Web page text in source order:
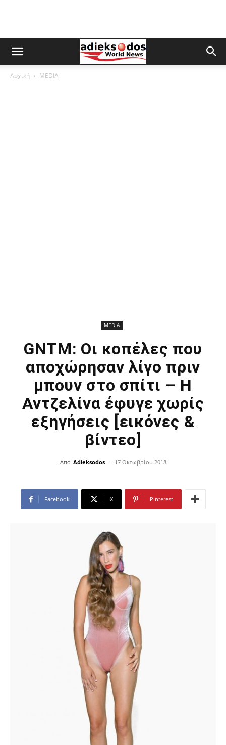
Αρχική MEDIA
MEDIA
GNTM: Οι κοπέλες που
αποχώρησαν λίγο πριν
μπουν στο σπίτι – Η
Αντζελίνα έφυγε χωρίς
εξηγήσεις [εικόνες &
βίντεο]
Από Adieksodos - 17 Οκτωβρίου 2018
Facebook X Pinterest